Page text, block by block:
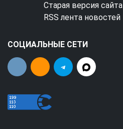
Старая версия сайта
RSS лента новостей
СОЦИАЛЬНЫЕ СЕТИ